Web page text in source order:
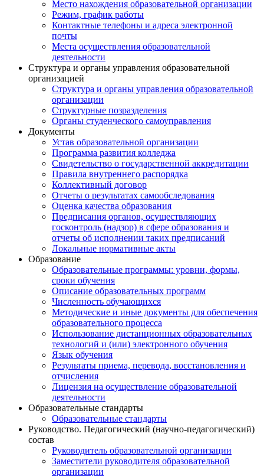
Место нахождения образовательной организации
Режим, график работы
Контактные телефоны и адреса электронной
почты
Места осуществления образовательной
деятельности
Структура и органы управления образовательной
организацией
Структура и органы управления образовательной
организации
Структурные позразделения
Органы студенческого самоуправления
Документы
Устав образовательной организации
Программа развития колледжа
Свидетельство о государственной аккредитации
Правила внутреннего распорядка
Коллективный договор
Отчеты о результатах самообследования
Оценка качества образования
Предписания органов, осуществляющих
госконтроль (надзор) в сфере образования и
отчеты об исполнении таких предписаний
Локальные нормативные акты
Образование
Образовательные программы: уровни, формы,
сроки обучения
Описание образовательных программ
Численность обучающихся
Методические и иные документы для обеспечения
образовательного процесса
Использование дистанционных образовательных
технологий и (или) электронного обучения
Язык обучения
Результаты приема, перевода, восстановления и
отчисления
Лицензия на осуществление образовательной
деятельности
Образовательные стандарты
Образовательные стандарты
Руководство. Педагогический (научно-педагогический)
состав
Руководитель образовательной организации
Заместители руководителя образовательной
организации